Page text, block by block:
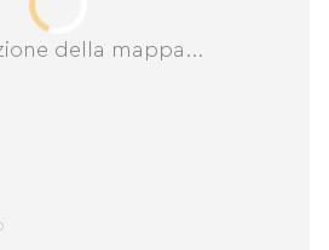
della mappa...